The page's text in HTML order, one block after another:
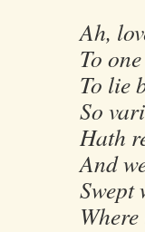
Ah,
To
To lie
So
Hath
And
Swept